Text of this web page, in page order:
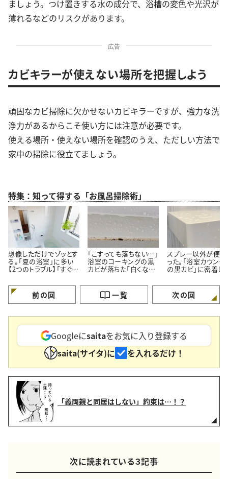
ましょう。つけ置きする水の成分で、浴槽の変色や光沢が
薄れるなどのリスクがあります。
広告
カビキラーが使えない場所を把握しよう
頑固なカビ掃除に欠かせないカビキラーですが、強力な洗
浄力があるからこそ使い方には注意が必要です。
使える場所・使えない場所を確認のうえ、ただしい方法で
家中の掃除に役立てましょう。
特集：知って得する「お風呂掃除術」
想像しただけでゾッとす
る。「夏の浴室」に多い
【2つのトラブル】「すぐ対
「こすっても落ちない…」
浴室のコーキングの黒
カビが落ちた「白くなっ
掃除術】
スプレー以外が便
った。「浴室カウンタ
の黒カビ」に密着し
掃除術】
前の回 一覧 次の回
Googleにsaitaをお気に入り登録する
saita(サイタ)に
を入れるだけ！
「義両親と同居はしない」約束は…！？
次に読まれている３記事